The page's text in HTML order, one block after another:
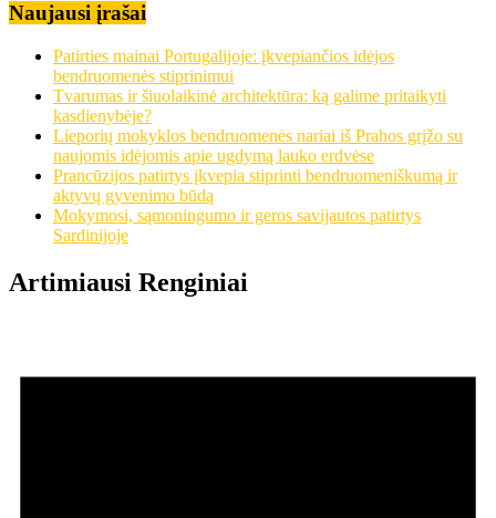
Naujausi įrašai
Patirties mainai Portugalijoje: įkvepiančios idėjos
bendruomenės stiprinimui
Tvarumas ir šiuolaikinė architektūra: ką galime pritaikyti
kasdienybėje?
Lieporių mokyklos bendruomenės nariai iš Prahos grįžo su
naujomis idėjomis apie ugdymą lauko erdvėse
Prancūzijos patirtys įkvepia stiprinti bendruomeniškumą ir
aktyvų gyvenimo būdą
Mokymosi, sąmoningumo ir geros savijautos patirtys
Sardinijoje
Artimiausi Renginiai